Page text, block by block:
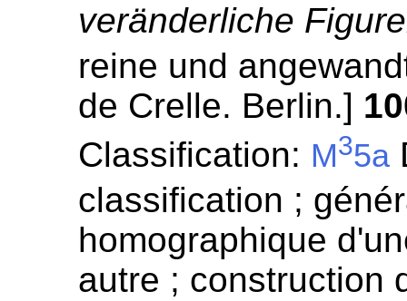
veränderliche
reine und
de Crelle. Berlin.]
Classification: M35a
classification ;
homographique
autre ; construction